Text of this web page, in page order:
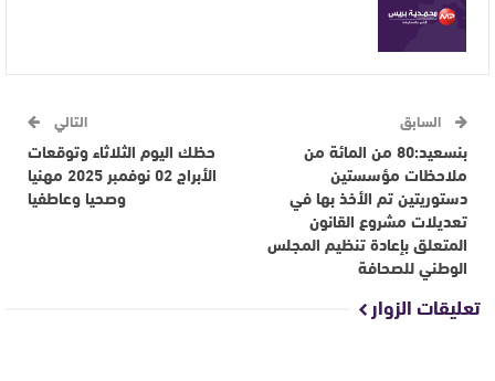
السابق
بنسعيد:80 من المائة من
ملاحظات مؤسستين
دستوريتين تم الأخذ بها في
تعديلات مشروع القانون
المتعلق بإعادة تنظيم المجلس
الوطني للصحافة
التالي
حظك اليوم الثلاثاء وتوقعات
الأبراج 02 نوفمبر 2025 مهنيا
وصحيا وعاطفيا
تعليقات الزوار